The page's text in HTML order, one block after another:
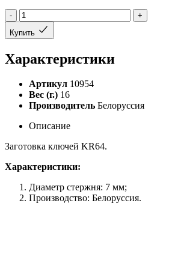
-
+
Купить
Характеристики
Артикул 10954
Вес (г.) 16
Производитель Белоруссия
Описание
Заготовка ключей KR64.
Характеристики:
Диаметр стержня: 7 мм;
Производство: Белоруссия.